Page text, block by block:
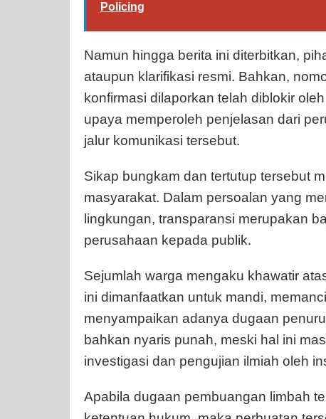
Policing
Namun hingga berita ini diterbitkan,
ataupun klarifikasi resmi. Bahkan,
konfirmasi dilaporkan telah diblokir
upaya memperoleh penjelasan dari
jalur komunikasi tersebut.
Sikap bungkam dan tertutup tersebut
masyarakat. Dalam persoalan yang
lingkungan, transparansi merupakan
perusahaan kepada publik.
Sejumlah warga mengaku khawatir
ini dimanfaatkan untuk mandi,
menyampaikan adanya dugaan
bahkan nyaris punah, meski hal ini
investigasi dan pengujian ilmiah oleh
Apabila dugaan pembuangan limbah